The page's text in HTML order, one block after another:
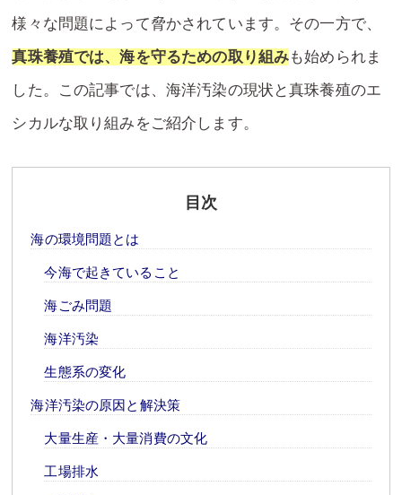
様々な問題によって脅かされています。その一方で、
真珠養殖では、海を守るための取り組みも始められま
した。この記事では、海洋汚染の現状と真珠養殖のエ
シカルな取り組みをご紹介します。
目次
海の環境問題とは
今海で起きていること
海ごみ問題
海洋汚染
生態系の変化
海洋汚染の原因と解決策
大量生産・大量消費の文化
工場排水